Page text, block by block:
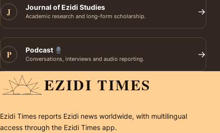
J Journal of Ezidi Studies
Academic research and long-form scholarship. →
P Podcast
Conversations, interviews and audio reporting. →
EZIDI TIMES
Ezidi Times reports Ezidi news worldwide, with multilingual
access through the Ezidi Times app.